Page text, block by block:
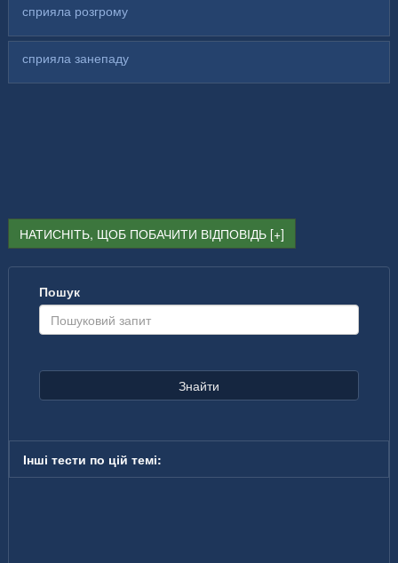
сприяла розгрому
сприяла занепаду
НАТИСНІТЬ, ЩОБ ПОБАЧИТИ ВІДПОВІДЬ
Пошук
Знайти
Інші тести по цій темі: